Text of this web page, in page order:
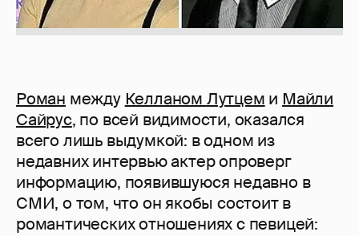
Роман между Келланом Лутцем и Майли
Сайрус, по всей видимости, оказался
всего лишь выдумкой: в одном из
недавних интервью актер опроверг
информацию, появившуюся недавно в
СМИ, о том, что он якобы состоит в
романтических отношениях с певицей: